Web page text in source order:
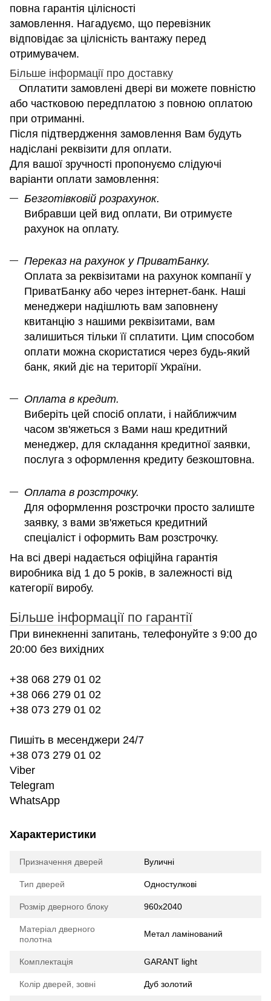
повна гарантія цілісності
замовлення. Нагадуємо, що перевізник
відповідає за цілісність вантажу перед
отримувачем.
Більше інформації про доставку
Оплатити замовлені двері ви можете повністю
або частковою передплатою з повною оплатою
при отриманні.
Після підтвердження замовлення Вам будуть
надіслані реквізити для оплати.
Для вашої зручності пропонуємо слідуючі
варіанти оплати замовлення:
Безготівковій розрахунок.
Вибравши цей вид оплати, Ви отримуєте
рахунок на оплату.
Переказ на рахунок у ПриватБанку.
Оплата за реквізитами на рахунок компанії у
ПриватБанку або через інтернет-банк. Наші
менеджери надішлють вам заповнену
квитанцію з нашими реквізитами, вам
залишиться тільки її сплатити. Цим способом
оплати можна скористатися через будь-який
банк, який діє на території України.
Оплата в кредит.
Виберіть цей спосіб оплати, і найближчим
часом зв'яжеться з Вами наш кредитний
менеджер, для складання кредитної заявки,
послуга з оформлення кредиту безкоштовна.
Оплата в розстрочку.
Для оформлення розстрочки просто залиште
заявку, з вами зв'яжеться кредитний
спеціаліст і оформить Вам розстрочку.
На всі двері надається офіційна гарантія
виробника від 1 до 5 років, в залежності від
категорії виробу.
Більше інформації по гарантії
При винекненні запитань, телефонуйте з 9:00 до
20:00 без вихідних
+38 068 279 01 02
+38 066 279 01 02
+38 073 279 01 02
Пишіть в месенджери 24/7
+38 073 279 01 02
Viber
Telegram
WhatsApp
Характеристики
Призначення дверей Вуличні
Тип дверей Одностулкові
Розмір дверного блоку 960х2040
Матеріал дверного
полотна
Метал ламінований
Комплектація GARANT light
Колір дверей, зовні Дуб золотий